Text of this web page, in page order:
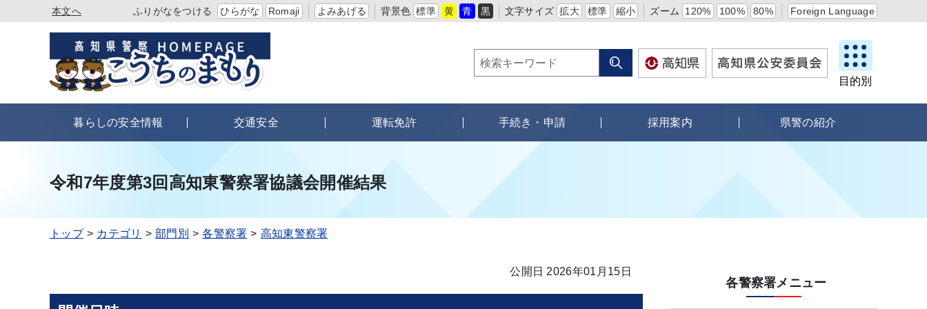
本文へ ふりがなをつける ひらがな Romaji よみあげる 背景色 標準 黄 青 黒 文字サイズ 拡大 標準 縮小 ズーム 120% 100% 80% Foreign Language
目的別
暮らしの安全情報 交通安全 運転免許 手続き・申請 採用案内 県警の紹介
令和7年度第3回高知東警察署協議会開催結果
トップ カテゴリ 部門別 各警察署 高知東警察署
公開日 2026年01月15日
各警察署メニュー